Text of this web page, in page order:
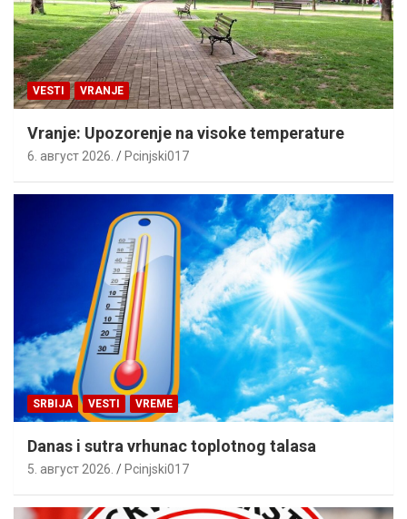
VESTI VRANJE
Vranje: Upozorenje na visoke temperature
6. август 2026. Pcinjski017
SRBIJA VESTI VREME
Danas i sutra vrhunac toplotnog talasa
5. август 2026. Pcinjski017